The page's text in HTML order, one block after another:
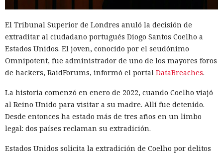
El Tribunal Superior de Londres anuló la decisión de
extraditar al ciudadano portugués Diogo Santos Coelho a
Estados Unidos. El joven, conocido por el seudónimo
Omnipotent, fue administrador de uno de los mayores foros
de hackers, RaidForums, informó el portal DataBreaches.
La historia comenzó en enero de 2022, cuando Coelho viajó
al Reino Unido para visitar a su madre. Allí fue detenido.
Desde entonces ha estado más de tres años en un limbo
legal: dos países reclaman su extradición.
Estados Unidos solicita la extradición de Coelho por delitos